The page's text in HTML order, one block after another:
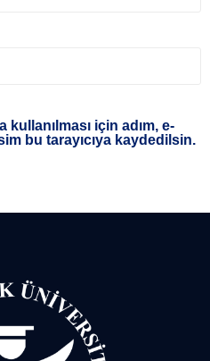
için adım, e-
bu tarayıcıya kaydedilsin.